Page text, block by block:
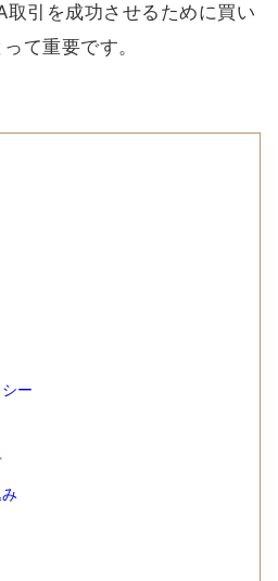
引を成功させるために買い
て重要です。
ー